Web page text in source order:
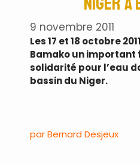
9 novembre 2011
Les 17 et 18 octobre
Bamako un
solidarité pour l’eau
bassin du Niger.
par Bernard Desjeux